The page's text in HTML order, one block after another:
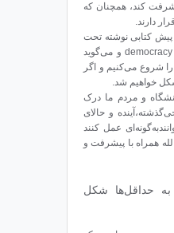
کند، همچنان که
دارند.
پیش کتابی نوشته تحت
عنوان democracy begins at home و می‌گوید
را شروع می‌کنیم و اگر
خواهیم شد.
و مردم ما درک
و حالای
عمل کنند
همراه با پیشرفت و
به حداقل‌ها شکل